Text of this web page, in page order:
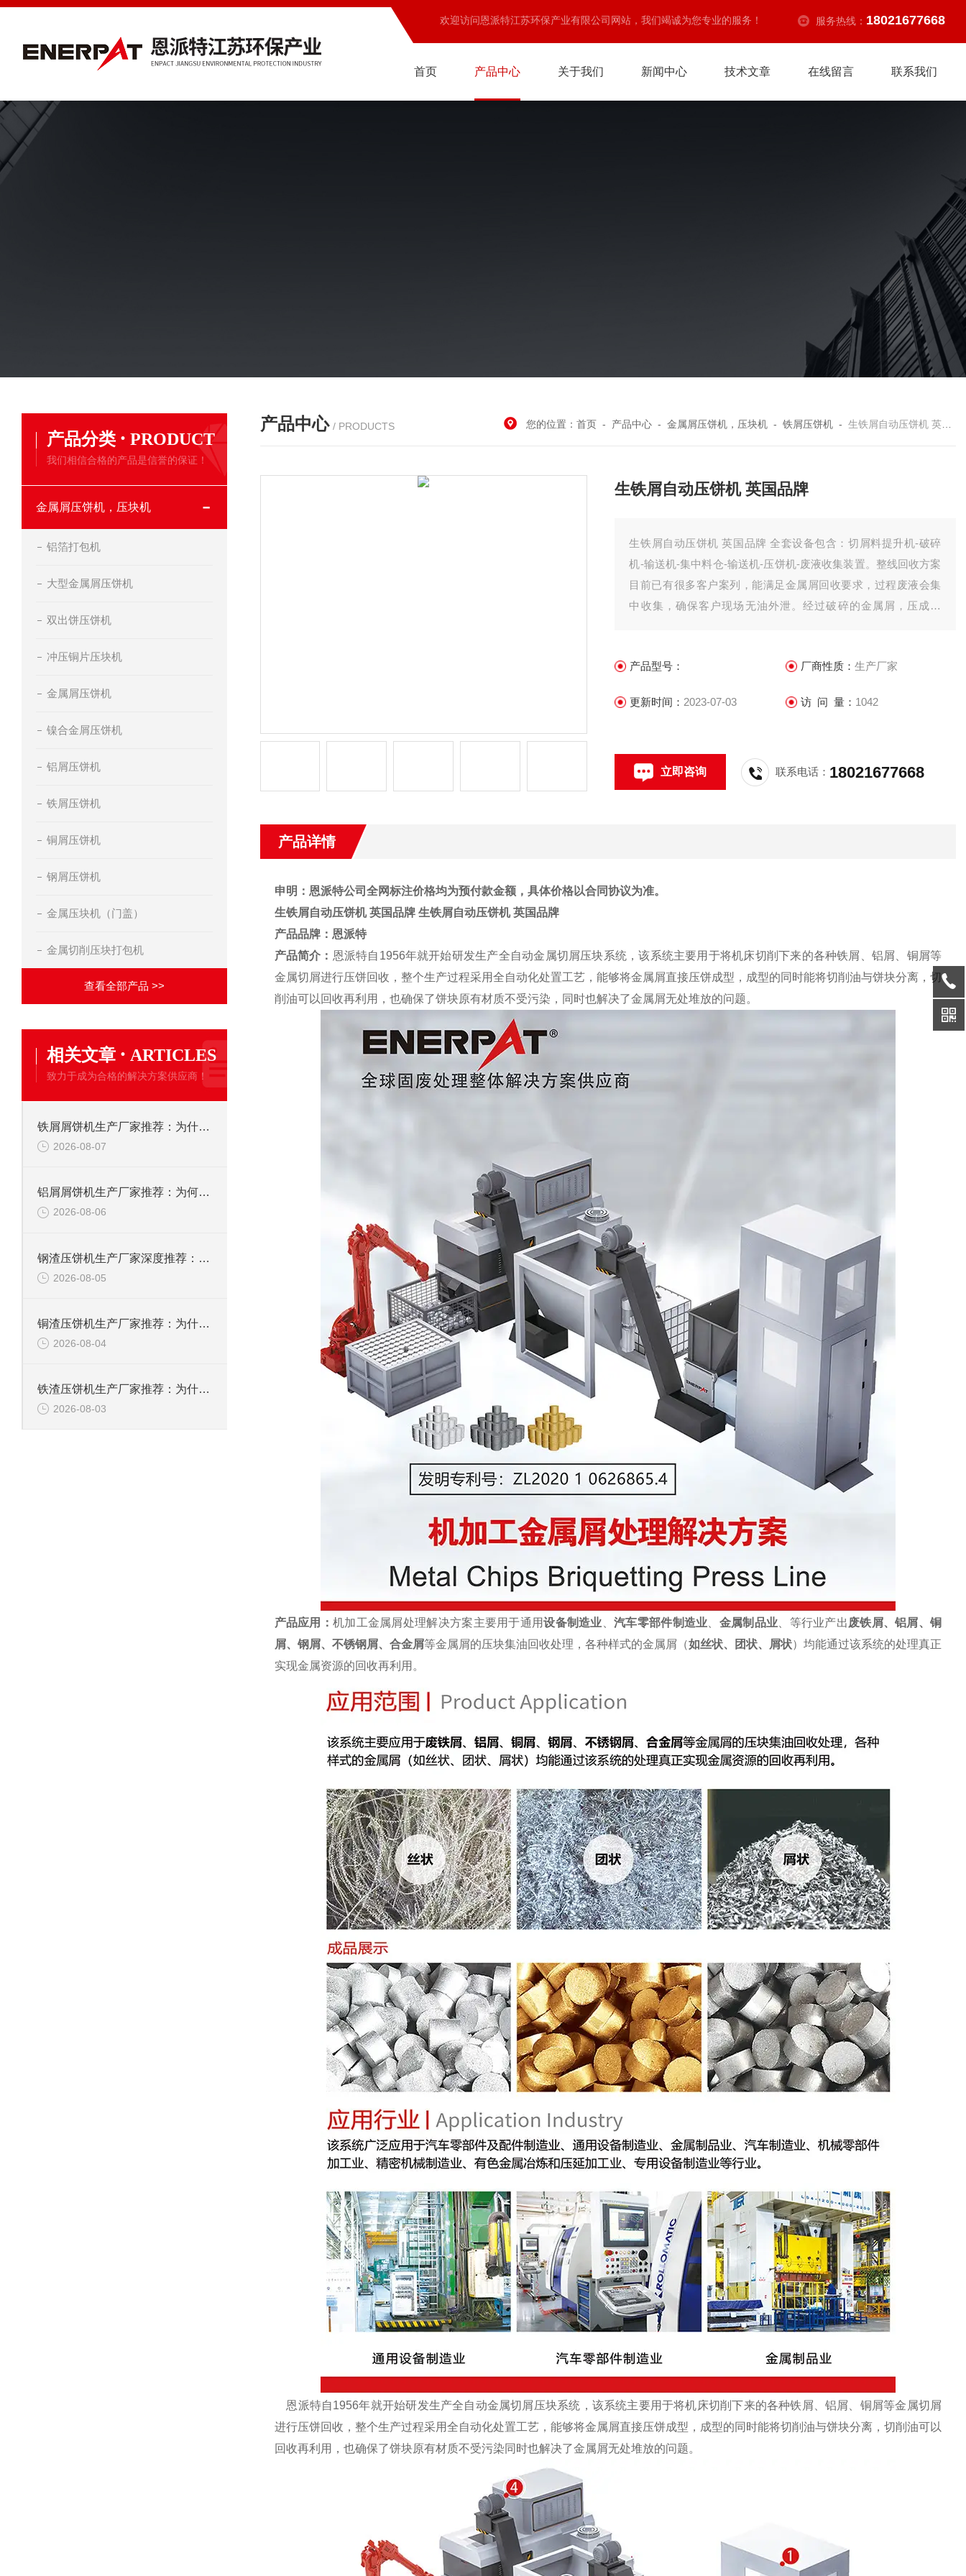
欢迎访问恩派特江苏环保产业有限公司网站，我们竭诚为您专业的服务！ 服务热线： 18021677668
首页 产品中心 关于我们 新闻中心 技术文章 在线留言 联系我们
产品分类 · PRODUCT
我们相信合格的产品是信誉的保证！
金属屑压饼机，压块机
铝箔打包机
大型金属屑压饼机
双出饼压饼机
冲压铜片压块机
金属屑压饼机
镍合金屑压饼机
铝屑压饼机
铁屑压饼机
铜屑压饼机
钢屑压饼机
金属压块机（门盖）
金属切削压块打包机
查看全部产品 >>
相关文章 · ARTICLES
致力于成为合格的解决方案供应商！
铁屑屑饼机生产厂家推荐：为什么恩派特是您的优选伙伴
2026-08-07
铝屑屑饼机生产厂家推荐：为何恩派特成为金属回收行业的“隐形优选”？
2026-08-06
钢渣压饼机生产厂家深度推荐：为何恩派特成为高净值产线的优选
2026-08-05
铜渣压饼机生产厂家推荐：为什么恩派特成为众多企业的信赖？
2026-08-04
铁渣压饼机生产厂家推荐：为什么恩派特成为众多企业的优选？
2026-08-03
产品中心 / PRODUCTS 您的位置：首页 - 产品中心 -金属屑压饼机，压块机 -铁屑压饼机 -生铁屑自动压饼机 英国品牌
生铁屑自动压饼机 英国品牌
生铁屑自动压饼机 英国品牌 全套设备包含：切屑料提升机-破碎
机-输送机-集中料仓-输送机-压饼机-废液收集装置。整线回收方案
目前已有很多客户案列，能满足金属屑回收要求，过程废液会集
中收集，确保客户现场无油外泄。经过破碎的金属屑，压成饼
产品型号： 厂商性质： 生产厂家
更新时间： 2023-07-03 访 问 量： 1042
立即咨询 联系电话： 18021677668
产品详情
申明：恩派特公司全网标注价格均为预付款金额，具体价格以合同协议为准。
生铁屑自动压饼机 英国品牌 生铁屑自动压饼机 英国品牌
产品品牌： 恩派特
产品简介： 恩派特自1956年就开始研发生产全自动金属切屑压块系统，该系统主要用于将机床切削下来的各种铁屑、铝屑、铜屑等
金属切屑进行压饼回收，整个生产过程采用全自动化处置工艺，能够将金属屑直接压饼成型，成型的同时能将切削油与饼块分离，切
削油可以回收再利用，也确保了饼块原有材质不受污染，同时也解决了金属屑无处堆放的问题。
产品应用： 机加工金属屑处理解决方案主要用于通用设备制造业 、汽车零部件制造业 金属制品业 、等行业产出 废铁屑、铝屑、铜
屑、钢屑、不锈钢屑、合金屑等金属屑的压块集油回收处理，各种样式的金属屑（如丝状、团状、屑状）均能通过该系统的处理真正
实现金属资源的回收再利用。
恩派特自1956年就开始研发生产全自动金属切屑压块系统，该系统主要用于将机床切削下来的各种铁屑、铝屑、铜屑等金属切屑
进行压饼回收，整个生产过程采用全自动化处置工艺，能够将金属屑直接压饼成型，成型的同时能将切削油与饼块分离，切削油可以
回收再利用，也确保了饼块原有材质不受污染同时也解决了金属屑无处堆放的问题。